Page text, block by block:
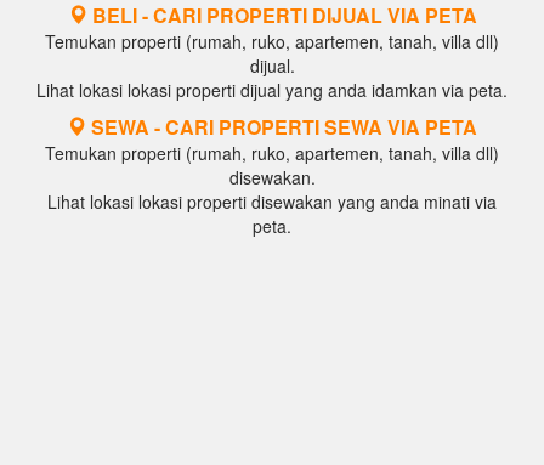
BELI - CARI PROPERTI DIJUAL VIA PETA
Temukan properti (rumah, ruko, apartemen, tanah, villa dll)
dijual.
Lihat lokasi lokasi properti dijual yang anda idamkan via peta.
SEWA - CARI PROPERTI SEWA VIA PETA
Temukan properti (rumah, ruko, apartemen, tanah, villa dll)
disewakan.
Lihat lokasi lokasi properti disewakan yang anda minati via
peta.